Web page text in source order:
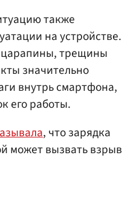
также
на устройстве.
царапины, трещины
значительно
внутрь смартфона,
его работы.
, что зарядка
может вызвать взрыв